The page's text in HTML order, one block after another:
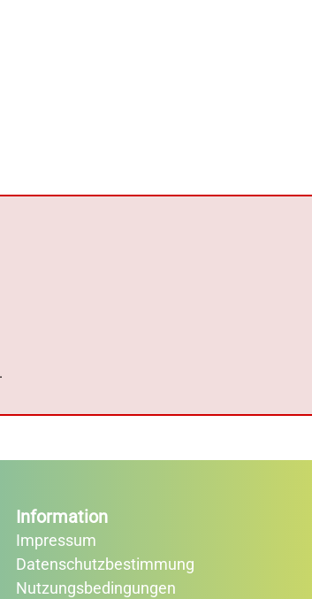
Information
Impressum
Datenschutzbestimmung
Nutzungsbedingungen